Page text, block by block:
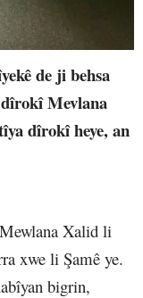
de ji behsa
Mevlana
dîrokî heye, an
Xalid li
xwe li Şamê ye.
bigrin,